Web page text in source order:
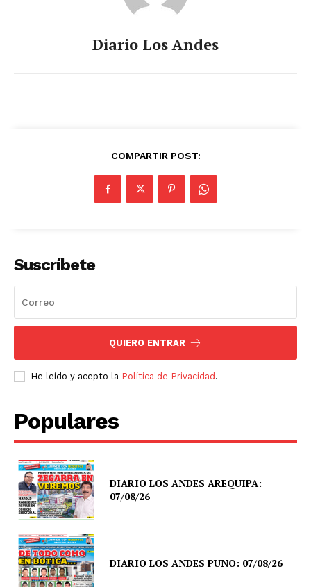
Diario Los Andes
COMPARTIR POST:
Suscríbete
QUIERO ENTRAR
He leído y acepto la Política de Privacidad .
Populares
DIARIO LOS ANDES AREQUIPA:
07/08/26
DIARIO LOS ANDES PUNO: 07/08/26